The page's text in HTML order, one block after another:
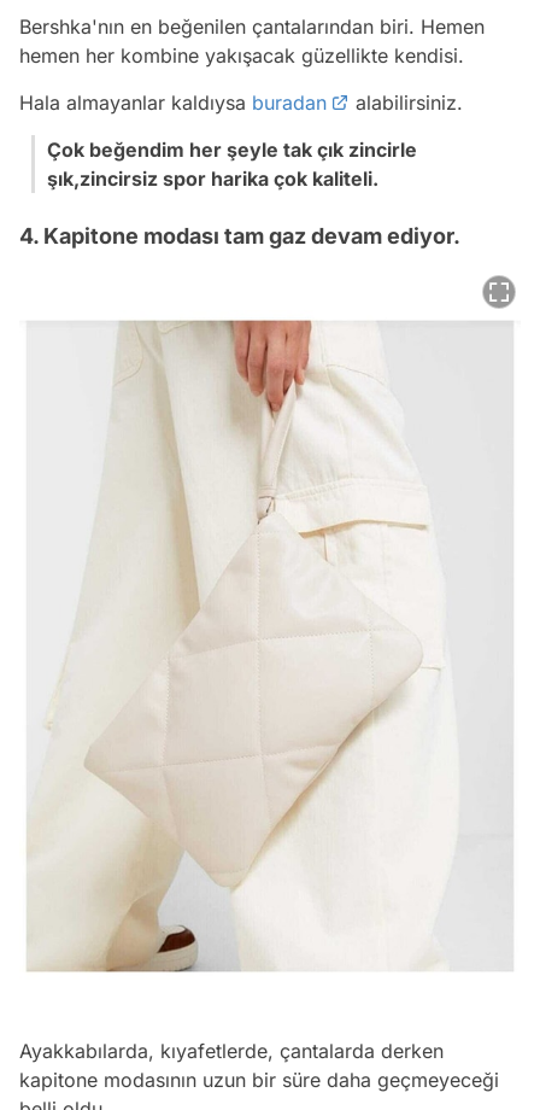
Bershka'nın en beğenilen çantalarından biri. Hemen
hemen her kombine yakışacak güzellikte kendisi.
Hala almayanlar kaldıysa buradan
alabilirsiniz.
Çok beğendim her şeyle tak çık zincirle
şık,zincirsiz spor harika çok kaliteli.
4. Kapitone modası tam gaz devam ediyor.
Ayakkabılarda, kıyafetlerde, çantalarda derken
kapitone modasının uzun bir süre daha geçmeyeceği